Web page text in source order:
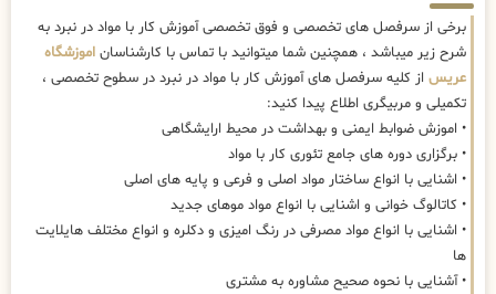
برخی از سرفصل های تخصصی و فوق تخصصی آموزش کار با مواد در نبرد به
شرح زیر میباشد ، همچنین شما میتوانید با تماس با کارشناسان اموزشگاه
عریس از کلیه سرفصل های آموزش کار با مواد در نبرد در سطوح تخصصی ،
تکمیلی و مربیگری اطلاع پیدا کنید:
• اموزش ضوابط ایمنی و بهداشت در محیط ارایشگاهی
• برگزاری دوره های جامع تئوری کار با مواد
• اشنایی با انواع ساختار مواد اصلی و فرعی و پایه های اصلی
• کاتالوگ خوانی و اشنایی با انواع مواد موهای جدید
• اشنایی با انواع مواد مصرفی در رنگ امیزی و دکلره و انواع مختلف هایلایت
ها
• آشنایی با نحوه صحیح مشاوره به مشتری